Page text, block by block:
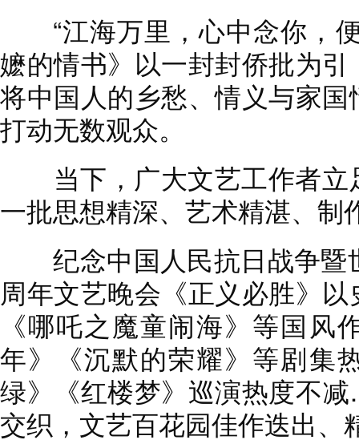
“江海万里，心中念你，
嬷的情书》以一封封侨批为
将中国人的乡愁、情义与家
打动无数观众。
当下，广大文艺工作者立
一批思想精深、艺术精湛、制
纪念中国人民抗日战争暨
周年文艺晚会《正义必胜》
《哪吒之魔童闹海》等国风
年》《沉默的荣耀》等剧集
绿》《红楼梦》巡演热度不
交织，文艺百花园佳作迭出、